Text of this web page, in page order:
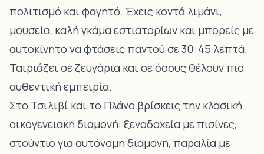
πολιτισμό και φαγητό. Έχεις κοντά λιμάνι,
μουσεία, καλή γκάμα εστιατορίων και μπορείς με
αυτοκίνητο να φτάσεις παντού σε 30-45 λεπτά.
Ταιριάζει σε ζευγάρια και σε όσους θέλουν πιο
αυθεντική εμπειρία.
Στο Τσιλιβί και το Πλάνο βρίσκεις την κλασική
οικογενειακή διαμονή: ξενοδοχεία με πισίνες,
στούντιο για αυτόνομη διαμονή, παραλία με